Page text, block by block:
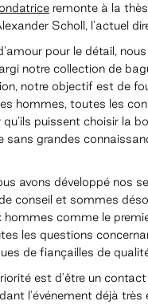
remonte à la
Scholl, l'actuel
pour le détail, nous
notre collection de
notre objectif est de
hommes, toutes les
qu'ils puissent choisir la
sans grandes
avons développé nos
conseil et sommes
hommes comme le
les questions
de fiançailles de
est d'être un
l'événement déjà très